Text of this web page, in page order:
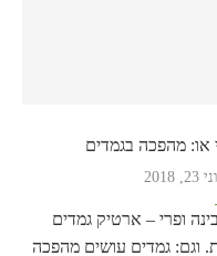
או: מהפכה בגמדים
23, 2018
ופרי – ארטיק גמדים
וגם: גמדים עושים מהפכה